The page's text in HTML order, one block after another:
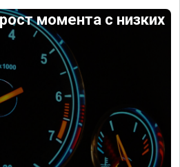
момента с низких